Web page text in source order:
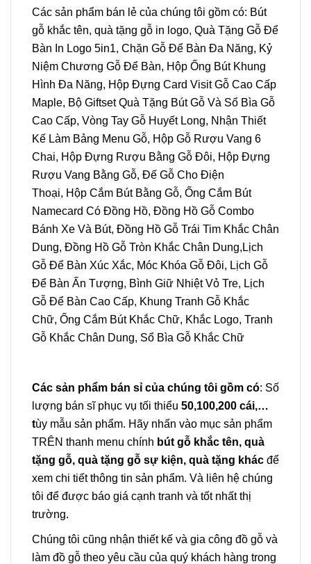
Các sản phẩm bán lẻ của chúng tôi gồm có: Bút
gỗ khắc tên, quà tặng gỗ in logo, Quà Tặng Gỗ Để
Bàn In Logo 5in1, Chặn Gỗ Để Bàn Đa Năng, Kỷ
Niệm Chương Gỗ Để Bàn, Hộp Ống Bút Khung
Hình Đa Năng, Hộp Đựng Card Visit Gỗ Cao Cấp
Maple, Bộ Giftset Quà Tặng Bút Gỗ Và Sổ Bìa Gỗ
Cao Cấp, Vòng Tay Gỗ Huyết Long, Nhận Thiết
Kế Làm Bảng Menu Gỗ, Hộp Gỗ Rượu Vang 6
Chai, Hộp Đựng Rượu Bằng Gỗ Đôi, Hộp Đựng
Rượu Vang Bằng Gỗ, Đế Gỗ Cho Điện
Thoại, Hộp Cắm Bút Bằng Gỗ, Ống Cắm Bút
Namecard Có Đồng Hồ, Đồng Hồ Gỗ Combo
Bánh Xe Và Bút, Đồng Hồ Gỗ Trái Tim Khắc Chân
Dung, Đồng Hồ Gỗ Tròn Khắc Chân Dung, Lịch
Gỗ Để Bàn Xúc Xắc, Móc Khóa Gỗ Đôi, Lịch Gỗ
Để Bàn Ấn Tượng, Bình Giữ Nhiệt Vỏ Tre, Lịch
Gỗ Để Bàn Cao Cấp, Khung Tranh Gỗ Khắc
Chữ, Ống Cắm Bút Khắc Chữ, Khắc Logo, Tranh
Gỗ Khắc Chân Dung, Sổ Bìa Gỗ Khắc Chữ
Các sản phẩm bán sỉ của chúng tôi gồm có: Số
lượng bán sĩ phục vụ tối thiểu 50,100,200 cái,…
tùy mẫu sản phẩm. Hãy nhấn vào mục sản phẩm
TRÊN thanh menu chính bút gỗ khắc tên, quà
tặng gỗ, quà tặng gỗ sự kiện, quà tặng khác để
xem chi tiết thông tin sản phẩm. Và liên hệ chúng
tôi để được báo giá cạnh tranh và tốt nhất thị
trường.
Chúng tôi cũng nhận thiết kế và gia công đồ gỗ và
làm đồ gỗ theo yêu cầu của quý khách hàng trong